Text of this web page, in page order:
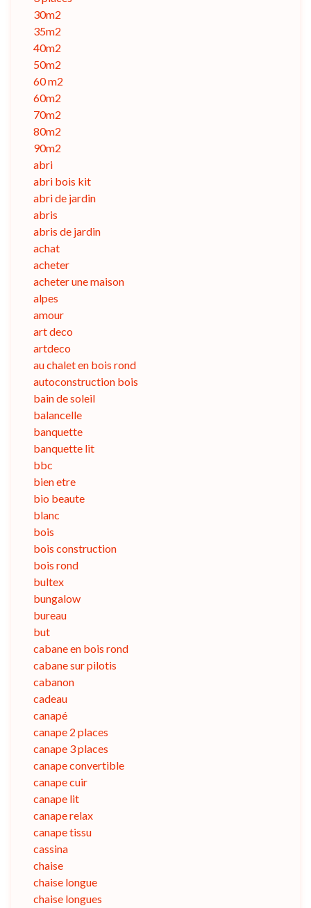
30m2
35m2
40m2
50m2
60 m2
60m2
70m2
80m2
90m2
abri
abri bois kit
abri de jardin
abris
abris de jardin
achat
acheter
acheter une maison
alpes
amour
art deco
artdeco
au chalet en bois rond
autoconstruction bois
bain de soleil
balancelle
banquette
banquette lit
bbc
bien etre
bio beaute
blanc
bois
bois construction
bois rond
bultex
bungalow
bureau
but
cabane en bois rond
cabane sur pilotis
cabanon
cadeau
canapé
canape 2 places
canape 3 places
canape convertible
canape cuir
canape lit
canape relax
canape tissu
cassina
chaise
chaise longue
chaise longues